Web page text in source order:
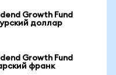
Growth Fund
доллар
Growth Fund
франк